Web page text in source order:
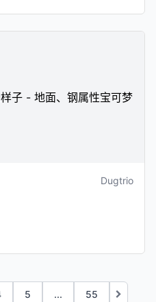
Dugtrio
5 ... 55